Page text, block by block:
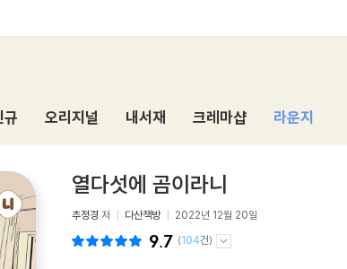
규 오리지널 내서재 크레마샵 라운지
열다섯에 곰이라니
추정경 저 다산책방 2022년 12월 20일
9.7 (104건)